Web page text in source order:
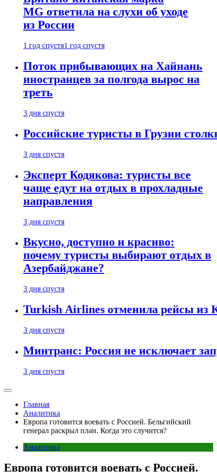
MG ответила на слухи об уходе
из России
1 год спустя1 год спустя
Поток прибывающих на Хайнань
иностранцев за полгода вырос на
треть
3 дня спустя
Российские туристы в Грузии
3 дня спустя
Эксперт Кодякова: туристы все
чаще едут на отдых в прохладные
направления
3 дня спустя
Вкусно, доступно и красиво:
почему туристы выбирают отдых в
Азербайджане?
3 дня спустя
Turkish Airlines отменила рейсы из
3 дня спустя
Минтранс: Россия не исключает
3 дня спустя
Главная
Аналитика
Европа готовится воевать с Россией. Бельгийский
генерал раскрыл план. Когда это случится?
Аналитика
Европа готовится воевать с Россией.